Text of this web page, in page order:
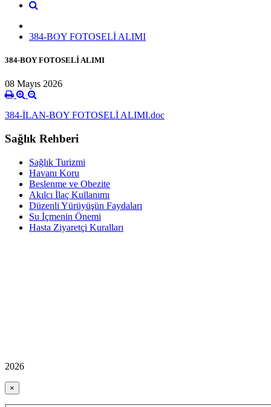
384-BOY FOTOSELİ ALIMI
384-BOY FOTOSELİ ALIMI
08 Mayıs 2026
384-İLAN-BOY FOTOSELİ ALIMI.doc
Sağlık Rehberi
Sağlık Turizmi
Havanı Koru
Beslenme ve Obezite
Akılcı İlaç Kullanımı
Düzenli Yürüyüşün Faydaları
Su İçmenin Önemi
Hasta Ziyaretçi Kuralları
2026
×